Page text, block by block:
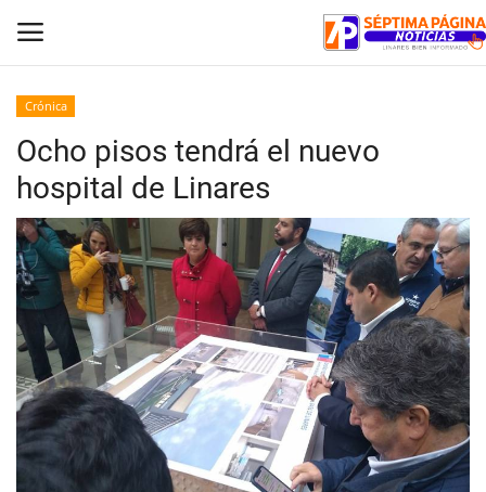
Inicio
Crónica
Policial
Tribunales
Deporte
Política
Espectáculos
Crónica
Ocho pisos tendrá el nuevo
hospital de Linares